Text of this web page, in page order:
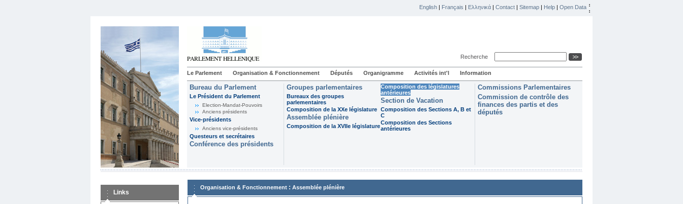
English | Français | Ελληνικά | Contact | Sitemap | Help | Open Data
Recherche
Le Parlement Organisation & Fonctionnement Députés Organigramme Activités int'l Information
Bureau du Parlement
Le Président du Parlement
Election-Mandat-Pouvoirs
Anciens présidents
Vice-présidents
Anciens vice-présidents
Questeurs et secrétaires
Conférence des présidents
Groupes parlementaires
Bureaux des groupes
parlementaires
Composition de la XXe législature
Assemblée plénière
Composition de la XVIIe législature
Composition des législatures
antérieures
Section de Vacation
Composition des Sections A, B et
C
Composition des Sections
antérieures
Commissions Parlementaires
Commission de contrôle des
finances des partis et des
députés
Links
Organisation & Fonctionnement : Assemblée plénière